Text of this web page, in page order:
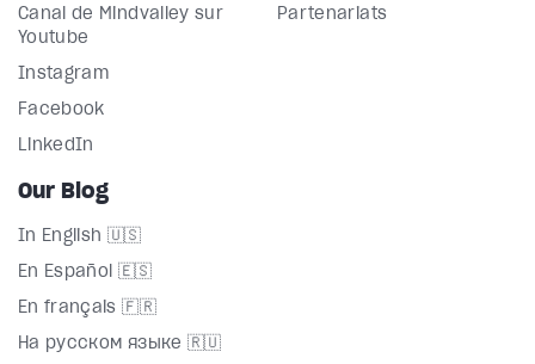
Canal de Mindvalley sur
Youtube
Instagram
Facebook
LinkedIn
Partenariats
Our Blog
In English 🇺🇸
En Español 🇪🇸
En français 🇫🇷
На русском языке 🇷🇺